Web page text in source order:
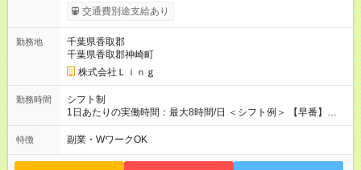
～＋インセンティブ＋賞与＋諸手当 ◎経験・能力を考慮し、決
定します。 ◎残業が発生した場合は、時間外手当を別途全額支
評価するため、年2回の昇給機会を設けています。 さらに、店舗
目標の達成に応じてインセンティブを支給。 チームで協力して
得られる達成感は格別です♪ また、「家電アドバイザー」などの
資格を取得すれば、資格手当も支給。 スキルアップが収入アッ
プに繋がる環境です！ 【試用期間】試用期間あり 試用期間の長
さ：3ヶ月 ※ 雇用形態と給与に、本採用時と異なる部分がありま
す。
交通費別途支給あり
勤務地
千葉県香取郡
千葉県香取郡神崎町
株式会社Ｌｉｎｇ
勤務時間
シフト制
1日あたりの実働時間：最大8時間/日 ＜シフト例＞ 【早番】
10:00～19:00 【遅番】12:00～21:00 ◎それぞれのご事情に合わ
せて、できるだけシフトも調整します！ ＼残業はありません！
頭、大切な人たちと過ごすなど、プライベートもしっかり大切
特徴 副業・WワークOK